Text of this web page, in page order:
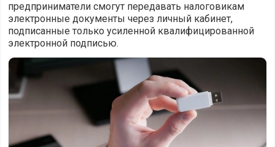
предприниматели смогут передавать налоговикам
электронные документы через личный кабинет,
подписанные только усиленной квалифицированной
электронной подписью.
Электронные документы в налоговую через ЛК ИП